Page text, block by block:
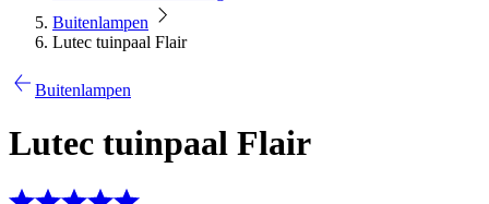
Buitenlampen
Lutec tuinpaal Flair
Buitenlampen
Lutec tuinpaal Flair